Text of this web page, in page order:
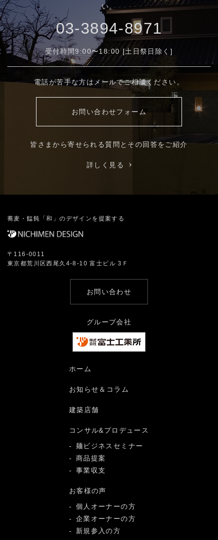
い。
03-3894-8971
受付時間9:00〜18:00 [土日祭日除く]
電話が苦手な方はメールでご相談ください。
お問い合わせフォーム
皆さまから寄せられる質問とその回答をご紹介
詳しく見る
蕎麦・饂飩「和」のデザインを提案する
〒116-0011
東京都荒川区西尾久4-8-10 富士ビル 3Ｆ
お問い合わせ
グループ会社
ホーム
お知らせ＆コラム
建築店舗
コンサル&プロデュース
麺ビジネスセミナー
商品提案
事業収支
お客様の声
個人オーナーの方
企業オーナーの方
新規参入の方